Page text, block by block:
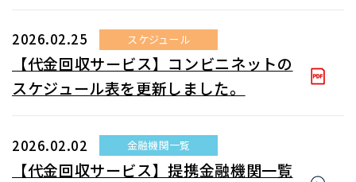
2026.02.25 スケジュール
【代金回収サービス】コンビニネットの
スケジュール表を更新しました。
2026.02.02 金融機関一覧
【代金回収サービス】提携金融機関一覧